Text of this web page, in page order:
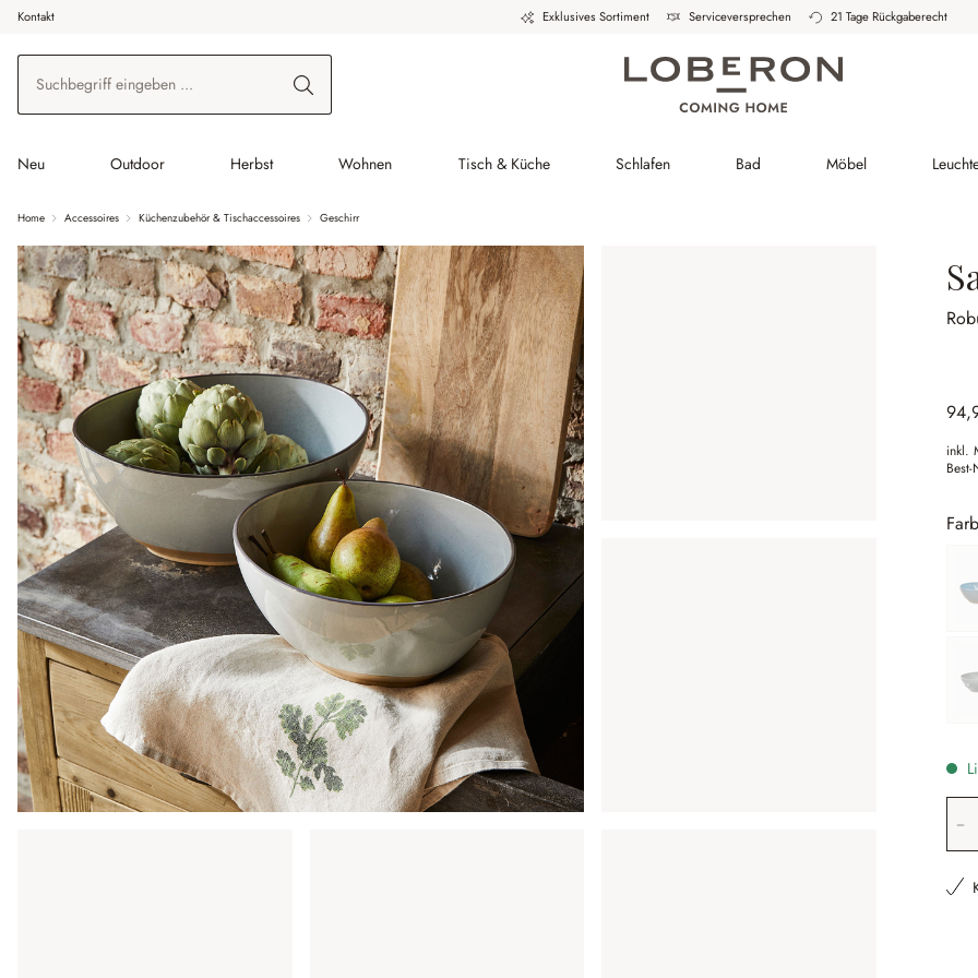
Hauptinhalt springen
Zur Suche springen
Zur Hauptnavigation springen
Kontakt Exklusives Sortiment Serviceversprechen 21 Tage Rückgaberecht
Neu Outdoor Herbst Wohnen Tisch & Küche Schlafen Bad Möbel
Home Accessoires Küchenzubehör & Tischaccessoires Geschirr
inkl.
Best-